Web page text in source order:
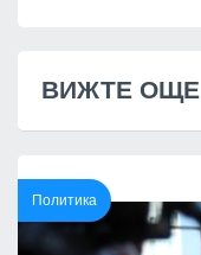
ВИЖТЕ ОЩЕ
Политика